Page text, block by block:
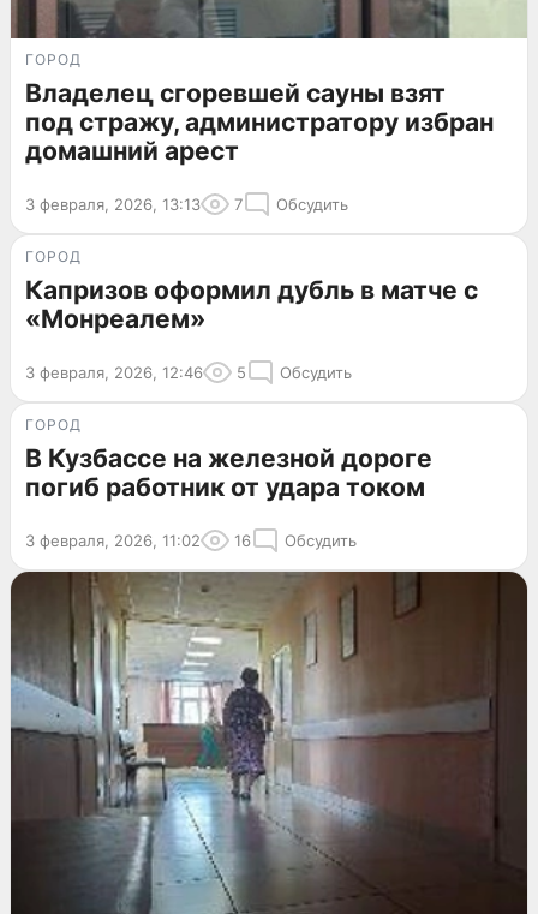
ГОРОД
Владелец сгоревшей сауны взят
под стражу, администратору избран
домашний арест
3 февраля, 2026, 13:13 7 Обсудить
ГОРОД
Капризов оформил дубль в матче с
«Монреалем»
3 февраля, 2026, 12:46 5 Обсудить
ГОРОД
В Кузбассе на железной дороге
погиб работник от удара током
3 февраля, 2026, 11:02 16 Обсудить